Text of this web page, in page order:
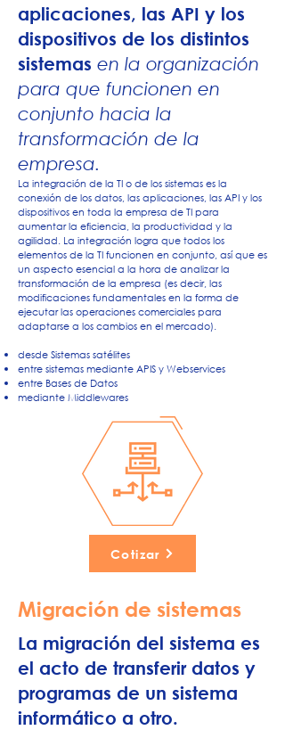
aplicaciones, las API y los
dispositivos de los distintos
sistemas en la organización
para que funcionen en
conjunto hacia la
transformación de la
empresa.
​La integración de la TI o de los sistemas es la
conexión de los datos, las aplicaciones, las API y los
dispositivos en toda la empresa de TI para
aumentar la eficiencia, la productividad y la
agilidad. La integración logra que todos los
elementos de la TI funcionen en conjunto, así que es
un aspecto esencial a la hora de analizar la
transformación de la empresa (es decir, las
modificaciones fundamentales en la forma de
ejecutar las operaciones comerciales para
adaptarse a los cambios en el mercado).
desde Sistemas satélites
entre sistemas mediante APIS y Webservices
entre Bases de Datos
mediante Middlewares
Cotizar
Migración de sistemas
La migración del sistema es
el acto de transferir datos y
programas de un sistema
informático a otro.